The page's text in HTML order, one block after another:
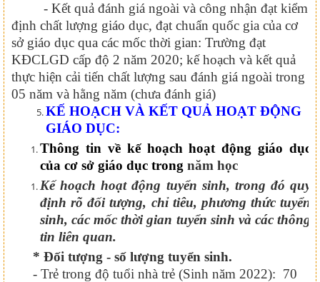
- Kết quả đánh giá ngoài và công nhận đạt kiểm
định chất lượng giáo dục, đạt chuẩn quốc gia của cơ
sở giáo dục qua các mốc thời gian: Trường đạt
KĐCLGD cấp độ 2 năm 2020; kế hoạch và kết quả
thực hiện cải tiến chất lượng sau đánh giá ngoài trong
05 năm và hằng năm (chưa đánh giá)
KẾ HOẠCH VÀ KẾT QUẢ HOẠT ĐỘNG
GIÁO DỤC:
Thông tin về kế hoạch hoạt động giáo dục
của cơ sở giáo dục trong năm học
Kế hoạch hoạt động tuyển sinh, trong đó quy
định rõ đối tượng, chỉ tiêu, phương thức tuyển
sinh, các mốc thời gian tuyển sinh và các thông
tin liên quan.
* Đối tượng - số lượng tuyển sinh.
- Trẻ trong độ tuổi nhà trẻ (Sinh năm 2022): 70